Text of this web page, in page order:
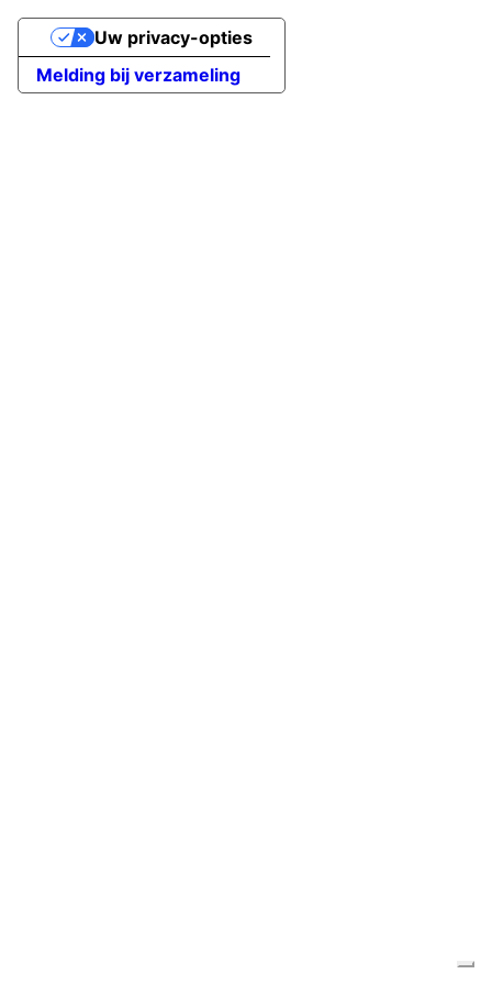
Melding bij verzameling
Uw privacy-opties